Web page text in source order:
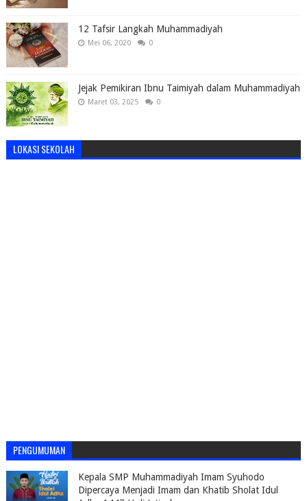
12 Tafsir Langkah Muhammadiyah
Mei 06, 2020 0
Jejak Pemikiran Ibnu Taimiyah dalam Muhammadiyah
Maret 03, 2025 0
LOKASI SEKOLAH
PENGUMUMAN
Kepala SMP Muhammadiyah Imam Syuhodo
Dipercaya Menjadi Imam dan Khatib Sholat Idul